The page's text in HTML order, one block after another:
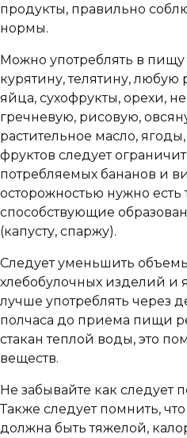
продукты, правильно
нормы.
Можно употреблять в
курятину, телятину,
яйца, сухофрукты, орехи,
гречневую, рисовую,
растительное масло,
фруктов следует
потребляемых бананов и
осторожностью нужно есть
способствующие
(капусту, спаржу).
Следует уменьшить
хлебобулочных изделий и
лучше употреблять через
полчаса до приема пищи
стакан теплой воды, это
веществ.
Не забывайте как следует
Также следует помнить,
должна быть тяжелой,